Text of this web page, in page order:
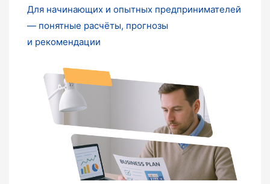
Для начинающих и опытных предпринимателей
— понятные расчёты, прогнозы
и рекомендации